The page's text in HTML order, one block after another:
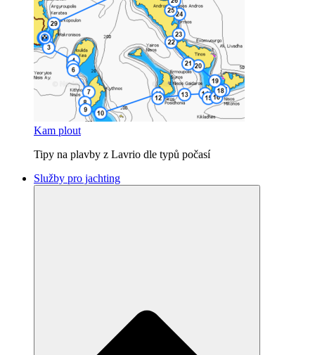
Kam plout
Tipy na plavby z Lavrio dle typů počasí
Služby pro jachting